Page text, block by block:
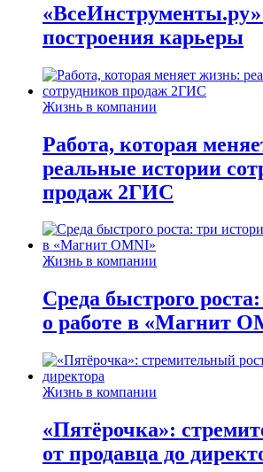
построения карьеры
Жизнь в компании
Работа, которая
реальные истории
продаж 2ГИС
Жизнь в компании
Среда быстрого
о работе в «Магнит
Жизнь в компании
«Пятёрочка»:
от продавца до